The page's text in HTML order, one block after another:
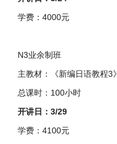
学费：4000元
N3业余制班
主教材：《新编日语教程3》
总课时：100小时
开讲日：3/29
学费：4100元